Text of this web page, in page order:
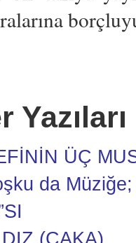
Yazıları
ÜÇ
da
(CAKA)